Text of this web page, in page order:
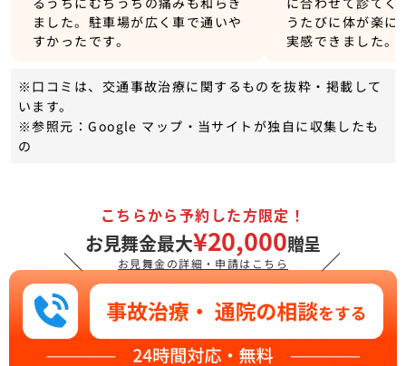
ました。駐車場が広く車で通いや
すかったです。
うたびに体が楽に
実感できました。
※口コミは、交通事故治療に関するものを抜粋・掲載して
います。
※参照元：Google マップ・当サイトが独自に収集したも
の
＼
こちらから予約した方限定！
お見舞金最大¥20,000贈呈
お見舞金の詳細・申請はこちら ／